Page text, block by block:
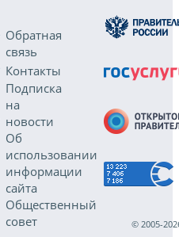
Обратная
связь
Контакты
Подписка
на
новости
Об
использовании
информации
сайта
Общественный
совет
© 2005-